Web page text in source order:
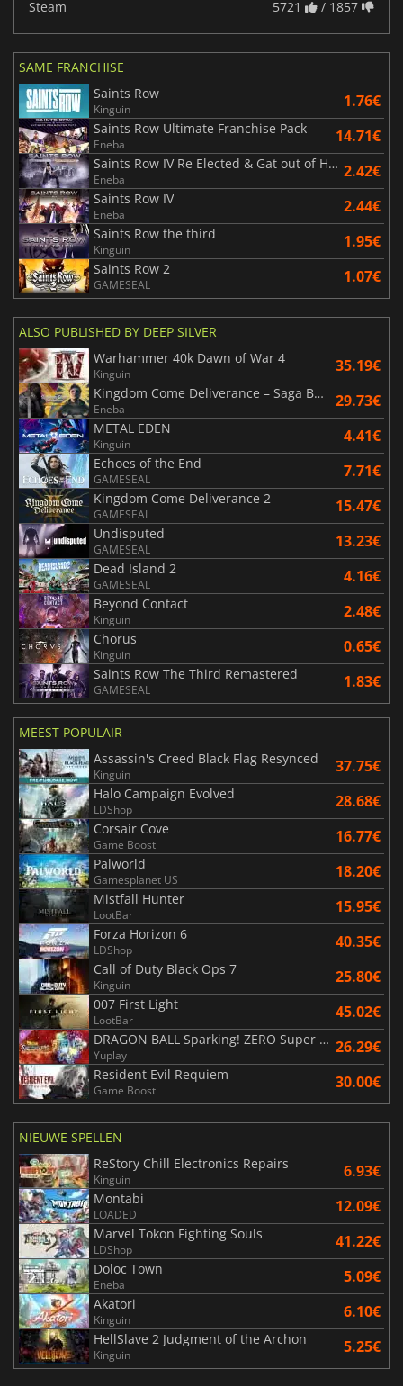
Steam 5721 / 1857
SAME FRANCHISE
Saints Row
Kinguin 1.76€
Saints Row Ultimate Franchise Pack
Eneba 14.71€
Saints Row IV Re Elected & Gat out of Hell
Eneba 2.42€
Saints Row IV
Eneba 2.44€
Saints Row the third
Kinguin 1.95€
Saints Row 2
GAMESEAL 1.07€
ALSO PUBLISHED BY DEEP SILVER
Warhammer 40k Dawn of War 4
Kinguin 35.19€
Kingdom Come Deliverance – Saga Bundle
Eneba 29.73€
METAL EDEN
Kinguin 4.41€
Echoes of the End
GAMESEAL 7.71€
Kingdom Come Deliverance 2
GAMESEAL 15.47€
Undisputed
GAMESEAL 13.23€
Dead Island 2
GAMESEAL 4.16€
Beyond Contact
Kinguin 2.48€
Chorus
Kinguin 0.65€
Saints Row The Third Remastered
GAMESEAL 1.83€
MEEST POPULAIR
Assassin's Creed Black Flag Resynced
Kinguin 37.75€
Halo Campaign Evolved
LDShop 28.68€
Corsair Cove
Game Boost 16.77€
Palworld
Gamesplanet US 18.20€
Mistfall Hunter
LootBar 15.95€
Forza Horizon 6
LDShop 40.35€
Call of Duty Black Ops 7
Kinguin 25.80€
007 First Light
LootBar 45.02€
DRAGON BALL Sparking! ZERO Super Limit Breaking NEO
Yuplay 26.29€
Resident Evil Requiem
Game Boost 30.00€
NIEUWE SPELLEN
ReStory Chill Electronics Repairs
Kinguin 6.93€
Montabi
LOADED 12.09€
Marvel Tokon Fighting Souls
LDShop 41.22€
Doloc Town
Eneba 5.09€
Akatori
Kinguin 6.10€
HellSlave 2 Judgment of the Archon
Kinguin 5.25€